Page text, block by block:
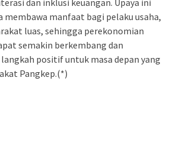
membawa manfaat bagi pelaku usaha,
luas, sehingga perekonomian
semakin berkembang dan
positif untuk masa depan yang
Pangkep.(*)